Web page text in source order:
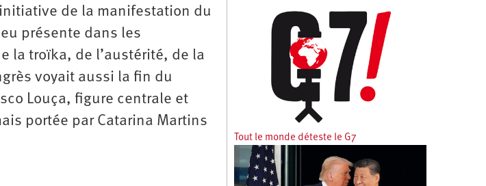
de la manifestation du
présente dans les
la troïka, de l’austérité, de la
voyait aussi la fin du
Louça, figure centrale et
portée par Catarina Martins
Tout le monde déteste le G7